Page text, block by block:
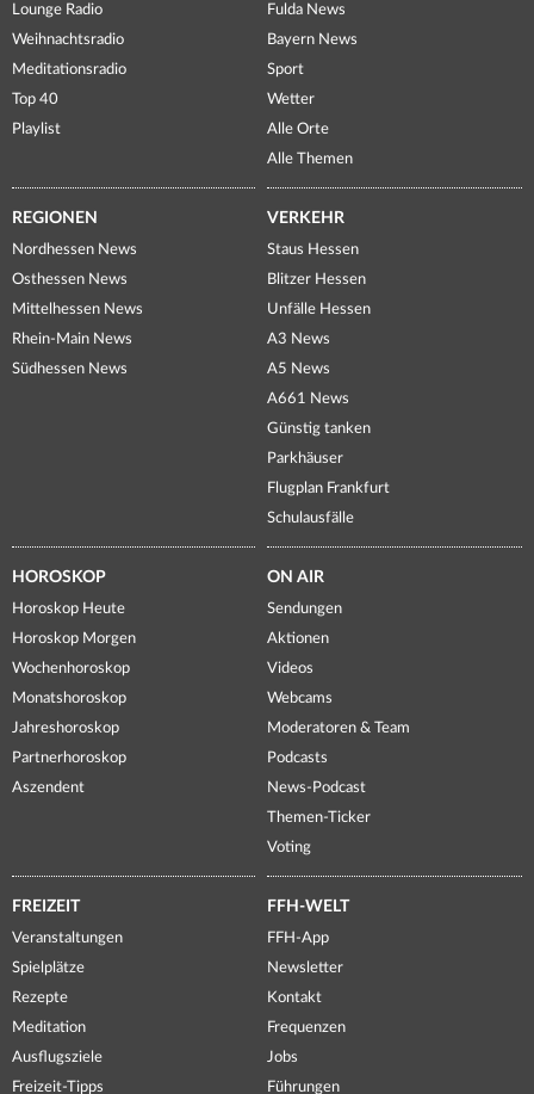
Lounge Radio
Weihnachtsradio
Meditationsradio
Top 40
Playlist
Fulda News
Bayern News
Sport
Wetter
Alle Orte
Alle Themen
REGIONEN
Nordhessen News
Osthessen News
Mittelhessen News
Rhein-Main News
Südhessen News
VERKEHR
Staus Hessen
Blitzer Hessen
Unfälle Hessen
A3 News
A5 News
A661 News
Günstig tanken
Parkhäuser
Flugplan Frankfurt
Schulausfälle
HOROSKOP
Horoskop Heute
Horoskop Morgen
Wochenhoroskop
Monatshoroskop
Jahreshoroskop
Partnerhoroskop
Aszendent
ON AIR
Sendungen
Aktionen
Videos
Webcams
Moderatoren & Team
Podcasts
News-Podcast
Themen-Ticker
Voting
FREIZEIT
Veranstaltungen
Spielplätze
Rezepte
Meditation
Ausflugsziele
Freizeit-Tipps
FFH-WELT
FFH-App
Newsletter
Kontakt
Frequenzen
Jobs
Führungen